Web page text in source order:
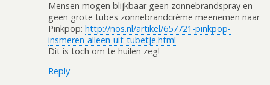
Mensen mogen blijkbaar geen zonnebrandspray en
geen grote tubes zonnebrandcrème meenemen naar
Pinkpop: http://nos.nl/artikel/657721-pinkpop-
insmeren-alleen-uit-tubetje.html
Dit is toch om te huilen zeg!
Reply